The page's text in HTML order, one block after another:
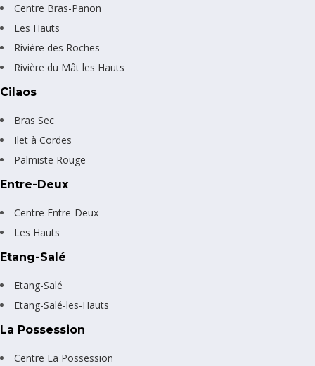
Centre Bras-Panon
Les Hauts
Rivière des Roches
Rivière du Mât les Hauts
Cilaos
Bras Sec
Ilet à Cordes
Palmiste Rouge
Entre-Deux
Centre Entre-Deux
Les Hauts
Etang-Salé
Etang-Salé
Etang-Salé-les-Hauts
La Possession
Centre La Possession